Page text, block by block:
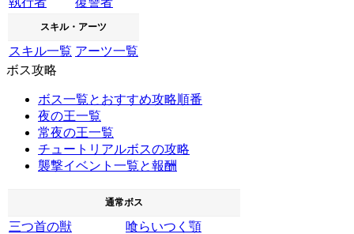
スキル・アーツ
スキル一覧 アーツ一覧
ボス攻略
ボス一覧とおすすめ攻略順番
夜の王一覧
常夜の王一覧
チュートリアルボスの攻略
襲撃イベント一覧と報酬
通常ボス
三つ首の獣
喰らいつく顎